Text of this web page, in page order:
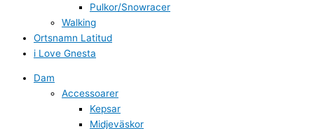
Pulkor/Snowracer
Walking
Ortsnamn Latitud
i Love Gnesta
Dam
Accessoarer
Kepsar
Midjeväskor